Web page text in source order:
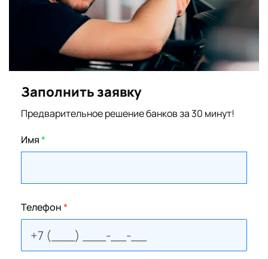
Заполнить заявку
Предварительное решение банков за 30 минут!
Имя*
Телефон*